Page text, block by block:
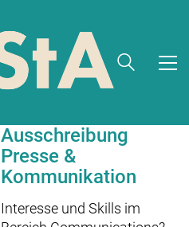
Ausschreibung
Presse &
Kommunikation
Interesse und Skills im